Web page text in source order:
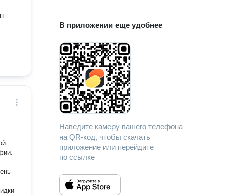
В приложении еще удобнее
Наведите камеру вашего телефона
на QR-код, чтобы скачать
приложение или перейдите
по ссылке